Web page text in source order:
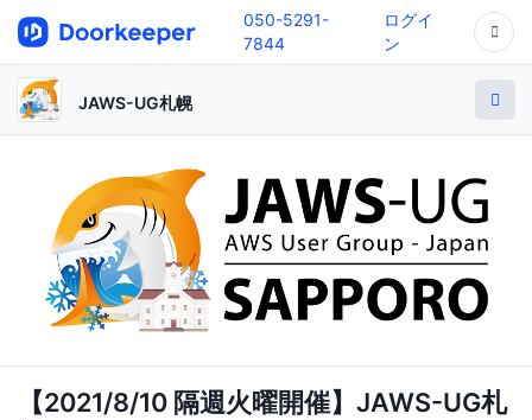
050-5291-
7844
ログイ
ン
JAWS-UG札幌
【2021/8/10 隔週火曜開催】JAWS-UG札